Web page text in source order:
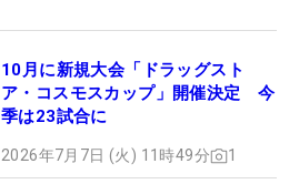
10月に新規大会「ドラッグスト
ア・コスモスカップ」開催決定 今
季は23試合に
2026年7月7日 (火) 11時49分 1